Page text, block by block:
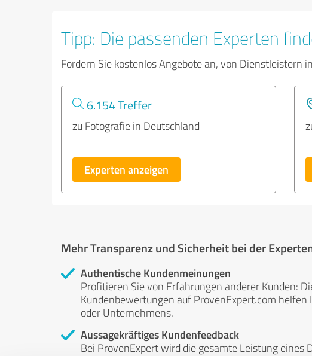
Tipp: Die passenden Experten
Fordern Sie kostenlos Angebote an, von Dienstleistern
6.154 Treffer
zu Fotografie in Deutschland
Experten anzeigen
Mehr Transparenz und Sicherheit bei der
Authentische Kundenmeinungen
Profitieren Sie von Erfahrungen anderer Kunden:
Kundenbewertungen auf ProvenExpert.com
oder Unternehmens.
Aussagekräftiges Kundenfeedback
Bei ProvenExpert wird die gesamte Leistung eines